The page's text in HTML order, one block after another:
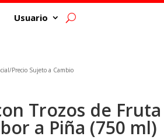
Usuario
Precio Sujeto a Cambio
Trozos de Fruta
a Piña (750 ml)